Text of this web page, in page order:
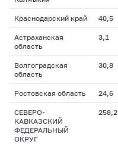
Краснодарский край 40,5
Астраханская
область
3,1
Волгоградская
область
30,8
Ростовская область 24,6
СЕВЕРО-
КАВКАЗСКИЙ
ФЕДЕРАЛЬНЫЙ
ОКРУГ
258,2